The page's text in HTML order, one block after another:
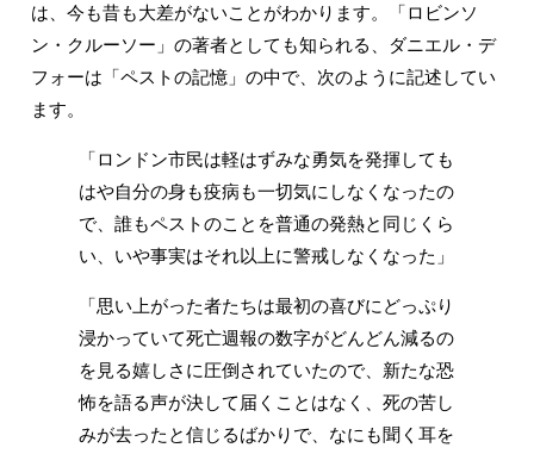
は、今も昔も大差がないことがわかります。「ロビンソ
ン・クルーソー」の著者としても知られる、ダニエル・デ
フォーは「ペストの記憶」の中で、次のように記述してい
ます。
「ロンドン市民は軽はずみな勇気を発揮しても
はや自分の身も疫病も一切気にしなくなったの
で、誰もペストのことを普通の発熱と同じくら
い、いや事実はそれ以上に警戒しなくなった」
「思い上がった者たちは最初の喜びにどっぷり
浸かっていて死亡週報の数字がどんどん減るの
を見る嬉しさに圧倒されていたので、新たな恐
怖を語る声が決して届くことはなく、死の苦し
みが去ったと信じるばかりで、なにも聞く耳を